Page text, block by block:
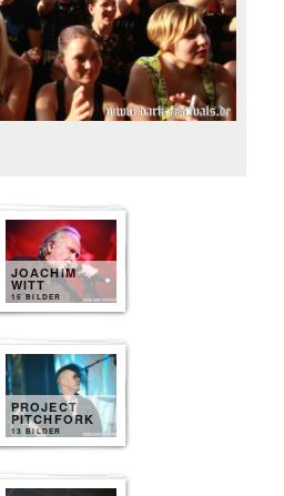
JOACHIM
WITT
15 BILDER
PROJECT
PITCHFORK
13 BILDER